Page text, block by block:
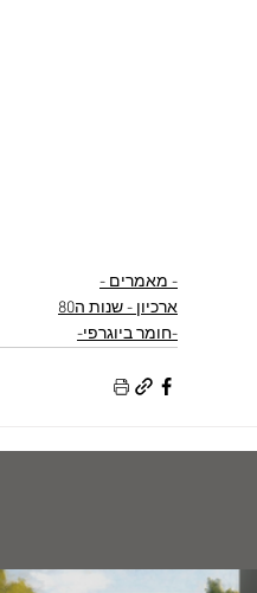
- מאמרים -
ארכיון - שנות ה80
-חומר ביוגרפי-